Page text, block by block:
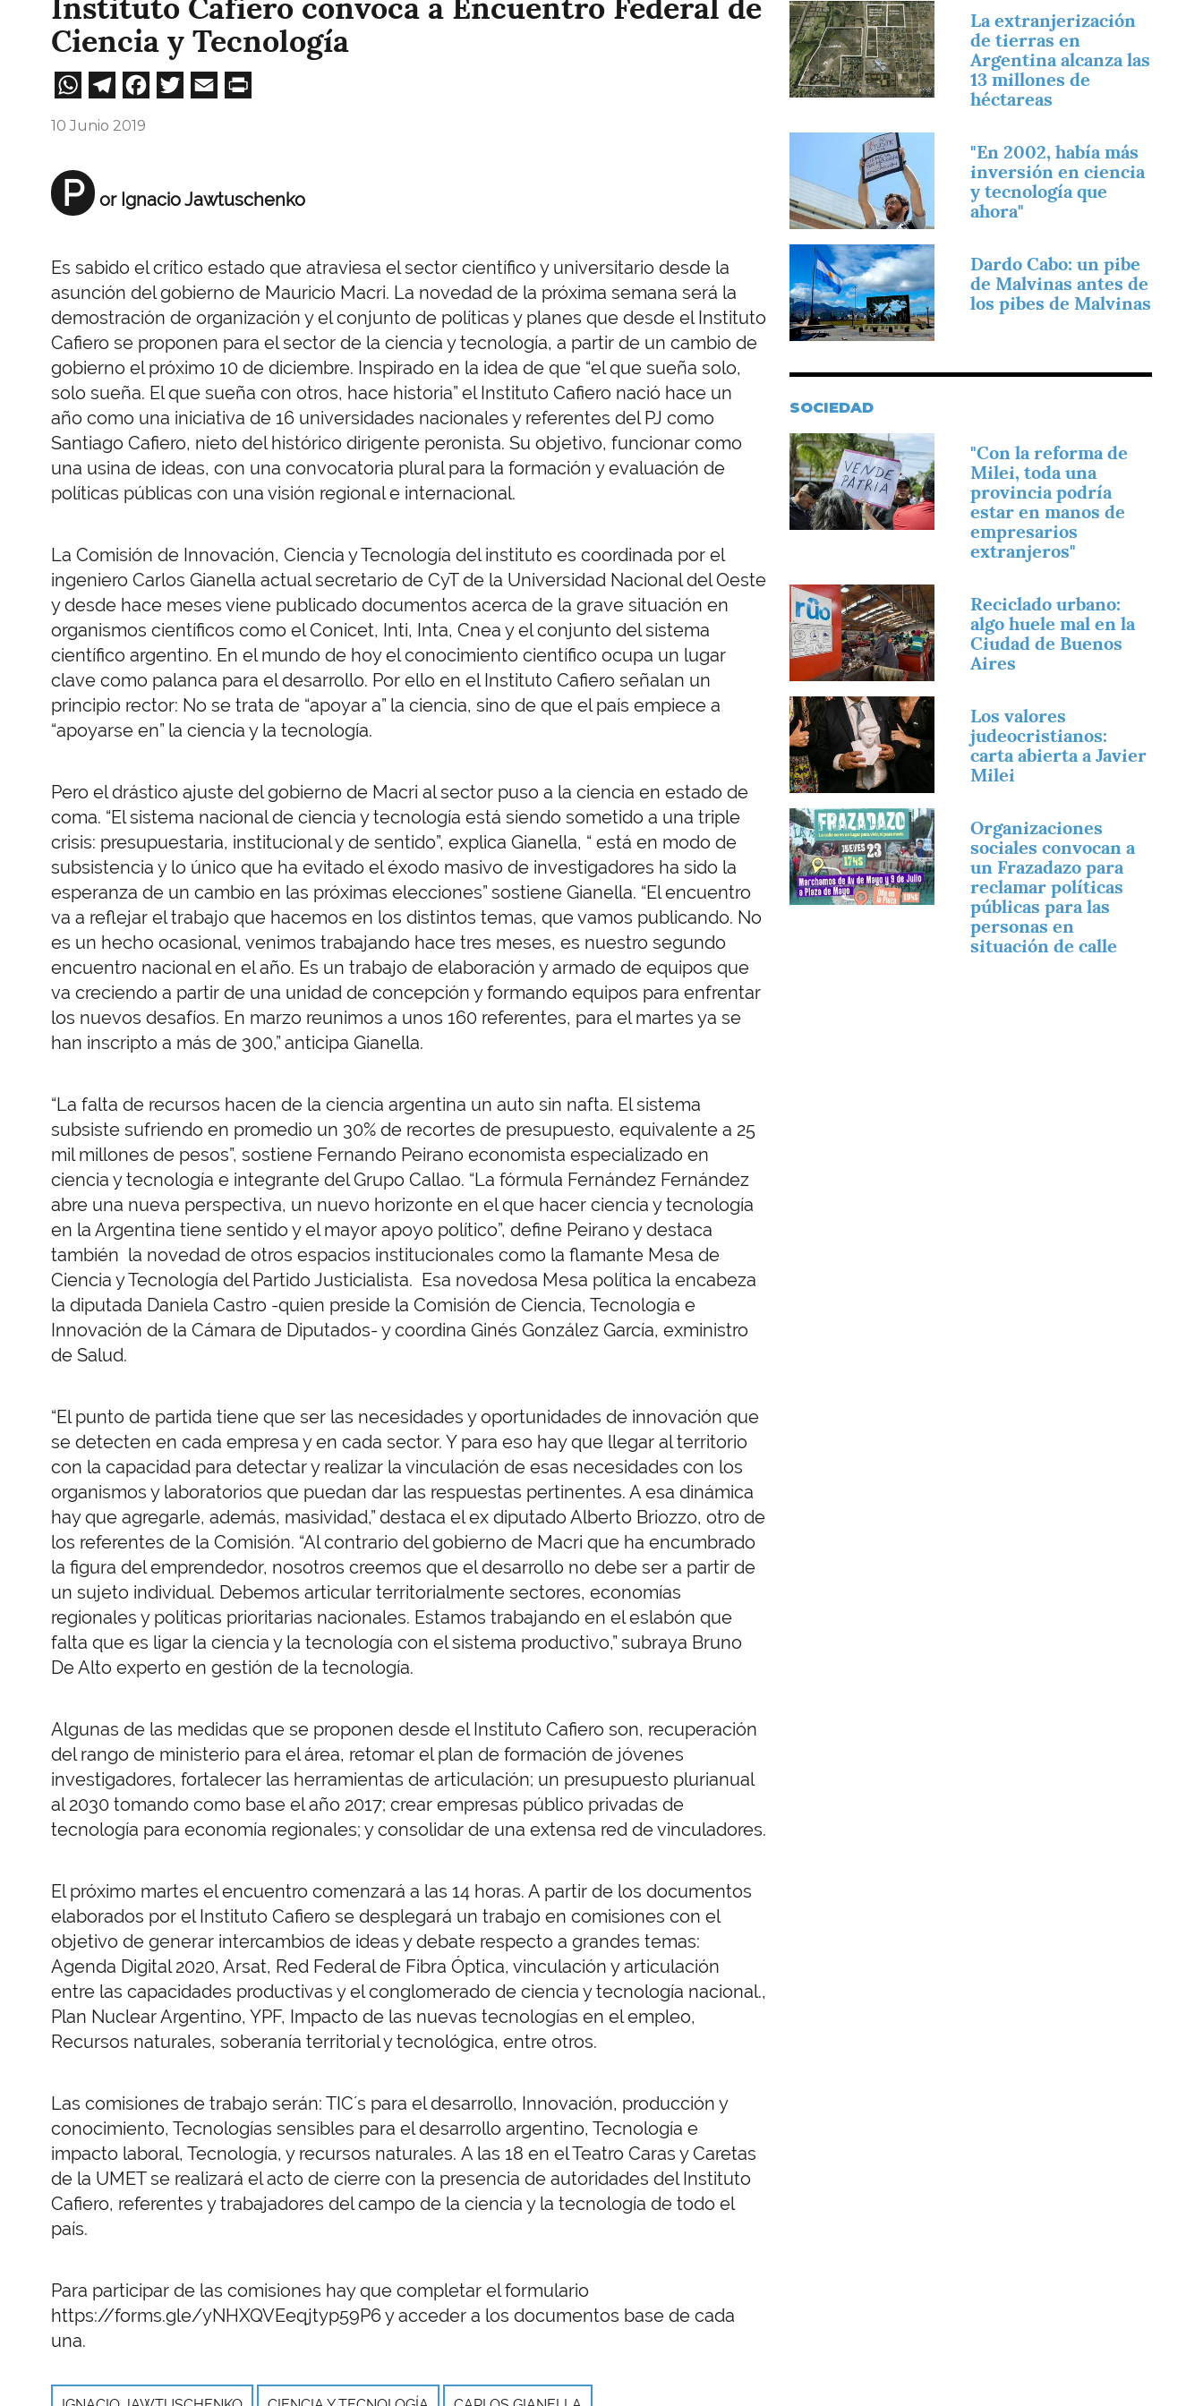
Instituto Cafiero convoca a Encuentro Federal de
Ciencia y Tecnología
WhatsApp
Telegram
Facebook
Twitter
Email
10 Junio 2019
P or Ignacio Jawtuschenko
Es sabido el crítico estado que atraviesa el sector científico y universitario desde la
asunción del gobierno de Mauricio Macri. La novedad de la próxima semana será la
demostración de organización y el conjunto de políticas y planes que desde el Instituto
Cafiero se proponen para el sector de la ciencia y tecnología, a partir de un cambio de
gobierno el próximo 10 de diciembre. Inspirado en la idea de que “el que sueña solo,
solo sueña. El que sueña con otros, hace historia” el Instituto Cafiero nació hace un
año como una iniciativa de 16 universidades nacionales y referentes del PJ como
Santiago Cafiero, nieto del histórico dirigente peronista. Su objetivo, funcionar como
una usina de ideas, con una convocatoria plural para la formación y evaluación de
políticas públicas con una visión regional e internacional.
La Comisión de Innovación, Ciencia y Tecnología del instituto es coordinada por el
ingeniero Carlos Gianella actual secretario de CyT de la Universidad Nacional del Oeste
y desde hace meses viene publicado documentos acerca de la grave situación en
organismos científicos como el Conicet, Inti, Inta, Cnea y el conjunto del sistema
científico argentino. En el mundo de hoy el conocimiento científico ocupa un lugar
clave como palanca para el desarrollo. Por ello en el Instituto Cafiero señalan un
principio rector: No se trata de “apoyar a” la ciencia, sino de que el país empiece a
“apoyarse en” la ciencia y la tecnología.
Pero el drástico ajuste del gobierno de Macri al sector puso a la ciencia en estado de
coma. “El sistema nacional de ciencia y tecnología está siendo sometido a una triple
crisis: presupuestaria, institucional y de sentido”, explica Gianella, “ está en modo de
subsistencia y lo único que ha evitado el éxodo masivo de investigadores ha sido la
esperanza de un cambio en las próximas elecciones” sostiene Gianella. “El encuentro
va a reflejar el trabajo que hacemos en los distintos temas, que vamos publicando. No
es un hecho ocasional, venimos trabajando hace tres meses, es nuestro segundo
encuentro nacional en el año. Es un trabajo de elaboración y armado de equipos que
va creciendo a partir de una unidad de concepción y formando equipos para enfrentar
los nuevos desafíos. En marzo reunimos a unos 160 referentes, para el martes ya se
han inscripto a más de 300,” anticipa Gianella.
“La falta de recursos hacen de la ciencia argentina un auto sin nafta. El sistema
subsiste sufriendo en promedio un 30% de recortes de presupuesto, equivalente a 25
mil millones de pesos”, sostiene Fernando Peirano economista especializado en
ciencia y tecnología e integrante del Grupo Callao. “La fórmula Fernández Fernández
abre una nueva perspectiva, un nuevo horizonte en el que hacer ciencia y tecnología
en la Argentina tiene sentido y el mayor apoyo político”, define Peirano y destaca
también la novedad de otros espacios institucionales como la flamante Mesa de
Ciencia y Tecnología del Partido Justicialista. Esa novedosa Mesa política la encabeza
la diputada Daniela Castro -quien preside la Comisión de Ciencia, Tecnología e
Innovación de la Cámara de Diputados- y coordina Ginés González García, exministro
de Salud.
“El punto de partida tiene que ser las necesidades y oportunidades de innovación que
se detecten en cada empresa y en cada sector. Y para eso hay que llegar al territorio
con la capacidad para detectar y realizar la vinculación de esas necesidades con los
organismos y laboratorios que puedan dar las respuestas pertinentes. A esa dinámica
hay que agregarle, además, masividad,” destaca el ex diputado Alberto Briozzo, otro de
los referentes de la Comisión. “Al contrario del gobierno de Macri que ha encumbrado
la figura del emprendedor, nosotros creemos que el desarrollo no debe ser a partir de
un sujeto individual. Debemos articular territorialmente sectores, economías
regionales y políticas prioritarias nacionales. Estamos trabajando en el eslabón que
falta que es ligar la ciencia y la tecnología con el sistema productivo,” subraya Bruno
De Alto experto en gestión de la tecnología.
Algunas de las medidas que se proponen desde el Instituto Cafiero son, recuperación
del rango de ministerio para el área, retomar el plan de formación de jóvenes
investigadores, fortalecer las herramientas de articulación; un presupuesto plurianual
al 2030 tomando como base el año 2017; crear empresas público privadas de
tecnología para economía regionales; y consolidar de una extensa red de vinculadores.
El próximo martes el encuentro comenzará a las 14 horas. A partir de los documentos
elaborados por el Instituto Cafiero se desplegará un trabajo en comisiones con el
objetivo de generar intercambios de ideas y debate respecto a grandes temas:
Agenda Digital 2020, Arsat, Red Federal de Fibra Óptica, vinculación y articulación
entre las capacidades productivas y el conglomerado de ciencia y tecnología nacional.,
Plan Nuclear Argentino, YPF, Impacto de las nuevas tecnologías en el empleo,
Recursos naturales, soberanía territorial y tecnológica, entre otros.
Las comisiones de trabajo serán: TIC´s para el desarrollo, Innovación, producción y
conocimiento, Tecnologías sensibles para el desarrollo argentino, Tecnología e
impacto laboral, Tecnología, y recursos naturales. A las 18 en el Teatro Caras y Caretas
de la UMET se realizará el acto de cierre con la presencia de autoridades del Instituto
Cafiero, referentes y trabajadores del campo de la ciencia y la tecnología de todo el
país.
Para participar de las comisiones hay que completar el formulario
https://forms.gle/yNHXQVEeqjtyp59P6 y acceder a los documentos base de cada
una.
Imagen
La extranjerización
de tierras en
Argentina alcanza las
13 millones de
héctareas
"En 2002, había más
inversión en ciencia
y tecnología que
ahora"
Imagen
Dardo Cabo: un pibe
de Malvinas antes de
los pibes de Malvinas
SOCIEDAD
Imagen
"Con la reforma de
Milei, toda una
provincia podría
estar en manos de
empresarios
extranjeros"
Imagen
Reciclado urbano:
algo huele mal en la
Ciudad de Buenos
Aires
Imagen
Los valores
judeocristianos:
carta abierta a Javier
Milei
Imagen
Organizaciones
sociales convocan a
un Frazadazo para
reclamar políticas
públicas para las
personas en
situación de calle